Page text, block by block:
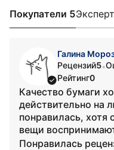
Покупатели 5
Галина
Рецензий5•
Рейтинг0
Качество бумаги
действительно на
понравилась, хотя
вещи
Понравилась